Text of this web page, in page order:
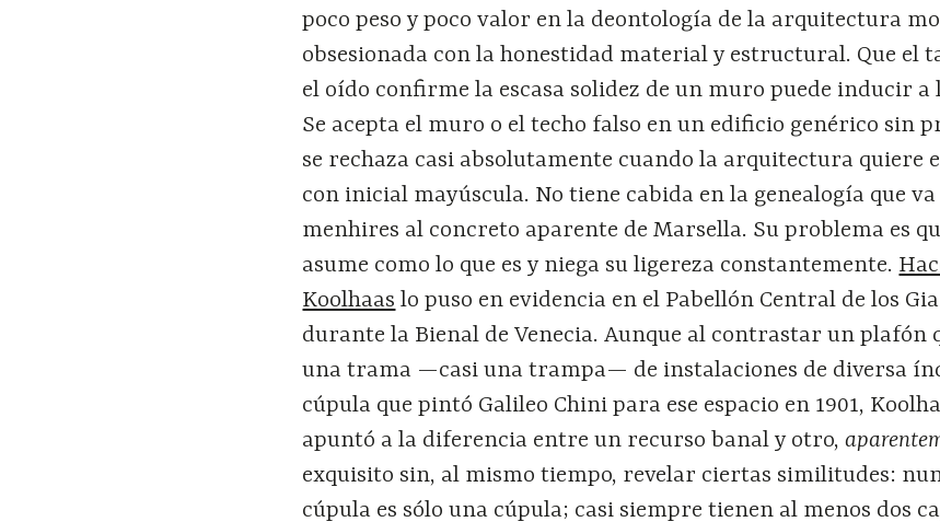
poco peso y poco valor en la deontología de la arquitectura
obsesionada con la honestidad material y estructural. Que el
el oído confirme la escasa solidez de un muro puede inducir a
Se acepta el muro o el techo falso en un edificio genérico sin
se rechaza casi absolutamente cuando la arquitectura quiere
con inicial mayúscula. No tiene cabida en la genealogía que va
menhires al concreto aparente de Marsella. Su problema es
asume como lo que es y niega su ligereza constantemente.
Koolhaas lo puso en evidencia en el Pabellón Central de los
durante la Bienal de Venecia. Aunque al contrastar un plafón
una trama —casi una trampa— de instalaciones de diversa
cúpula que pintó Galileo Chini para ese espacio en 1901,
apuntó a la diferencia entre un recurso banal y otro,
exquisito sin, al mismo tiempo, revelar ciertas similitudes:
cúpula es sólo una cúpula; casi siempre tienen al menos dos